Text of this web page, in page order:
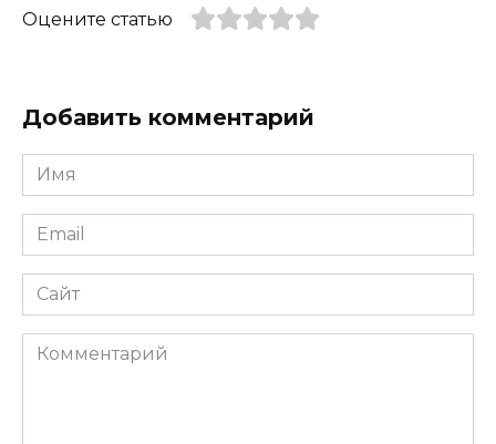
Оцените статью
Добавить комментарий
Имя
*
Email
*
Сайт
Комментарий